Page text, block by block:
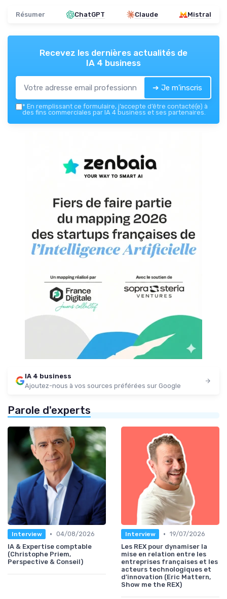
Résumer ChatGPT Claude Mistral
Recevez les dernières actualités de
IA 4 business
➔ Je m'inscris
* En remplissant ce formulaire, j’accepte d’être contacté(e) à
des fins commerciales par IA 4 business et ses partenaires.
IA 4 business
Ajoutez-nous à vos sources préférées sur Google
Parole d'experts
Interview • 04/08/2026
IA & Expertise comptable
(Christophe Priem,
Perspective & Conseil)
Interview • 19/07/2026
Les REX pour dynamiser la
mise en relation entre les
entreprises françaises et les
acteurs technologiques et
d’innovation (Eric Mattern,
Show me the REX)